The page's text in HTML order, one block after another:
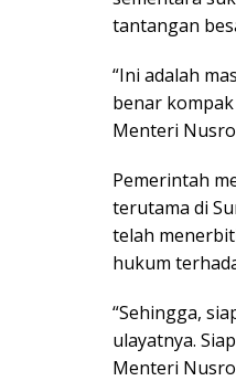
tantangan
“Ini adalah
benar
Menteri
Pemerintah
terutama di
telah
hukum
“Sehingga,
ulayatnya.
Menteri